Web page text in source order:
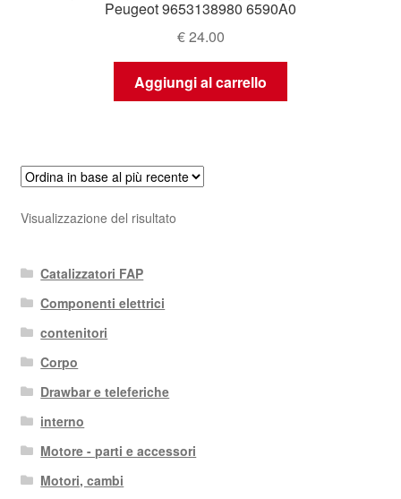
Peugeot 9653138980 6590A0
€24.00
Aggiungi al carrello
Visualizzazione del risultato
Catalizzatori FAP
Componenti elettrici
contenitori
Corpo
Drawbar e teleferiche
interno
Motore - parti e accessori
Motori, cambi